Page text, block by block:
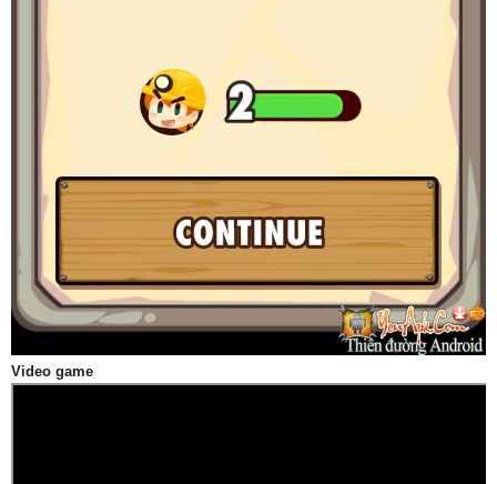
Video game